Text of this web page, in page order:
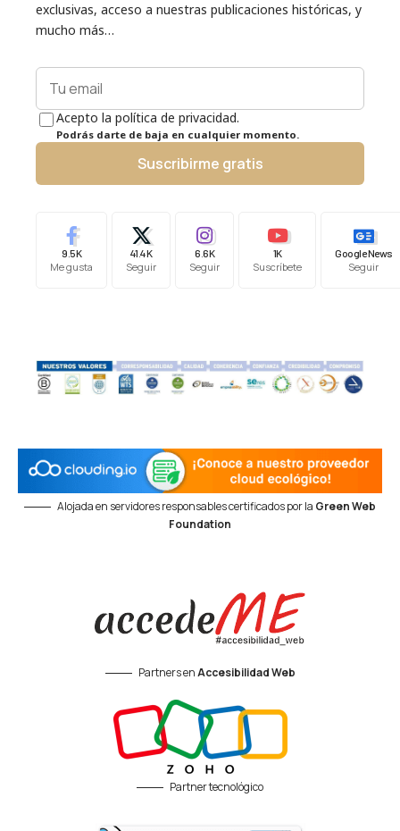
exclusivas, acceso a nuestras publicaciones históricas, y
mucho más…
Acepto la política de privacidad.
Podrás darte de baja en cualquier momento.
Suscribirme gratis
9.5K
Me gusta
41.4K
Seguir
6.6K
Seguir
1K
Suscríbete
Google News
Seguir
Alojada en servidores responsables certificados por la Green Web
Foundation
Partners enAccesibilidad Web
Partner tecnológico